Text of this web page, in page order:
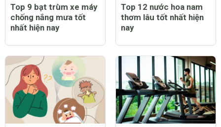
Top 9 bạt trùm xe máy
chống nắng mưa tốt
nhất hiện nay
Top 12 nước hoa nam
thơm lâu tốt nhất hiện
nay